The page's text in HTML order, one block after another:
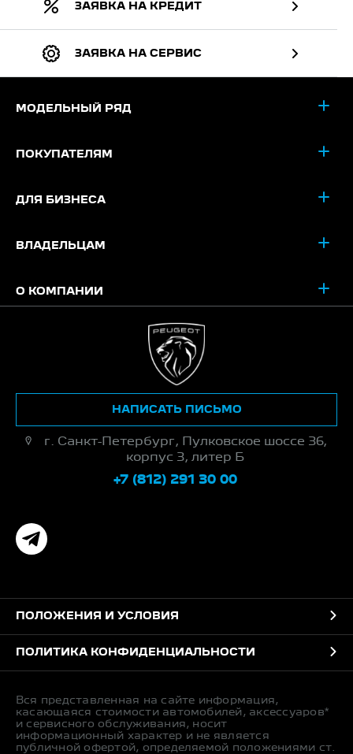
ЗАЯВКА НА КРЕДИТ
ЗАЯВКА НА СЕРВИС
МОДЕЛЬНЫЙ РЯД
ПОКУПАТЕЛЯМ
ДЛЯ БИЗНЕСА
ВЛАДЕЛЬЦАМ
О КОМПАНИИ
г. Санкт-Петербург, Пулковское шоссе 36,
корпус 3, литер Б
+7 (812) 291 30 00
НАПИСАТЬ ПИСЬМО
ПОЛОЖЕНИЯ И УСЛОВИЯ
ПОЛИТИКА КОНФИДЕНЦИАЛЬНОСТИ
Вся представленная на сайте информация,
касающаяся стоимости автомобилей, аксессуаров*
и сервисного обслуживания, носит
информационный характер и не является
публичной офертой, определяемой положениями ст.